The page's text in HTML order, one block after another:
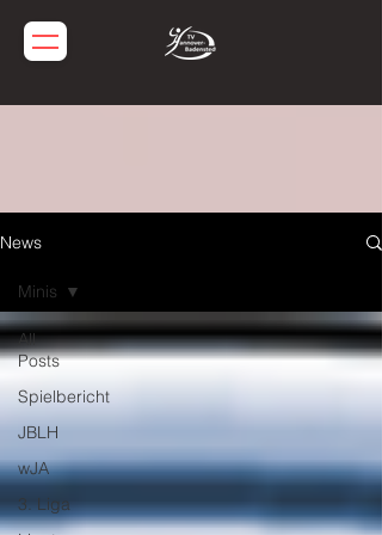
News
All
Posts
Spielbericht
JBLH
wJA
3. Liga
Minis